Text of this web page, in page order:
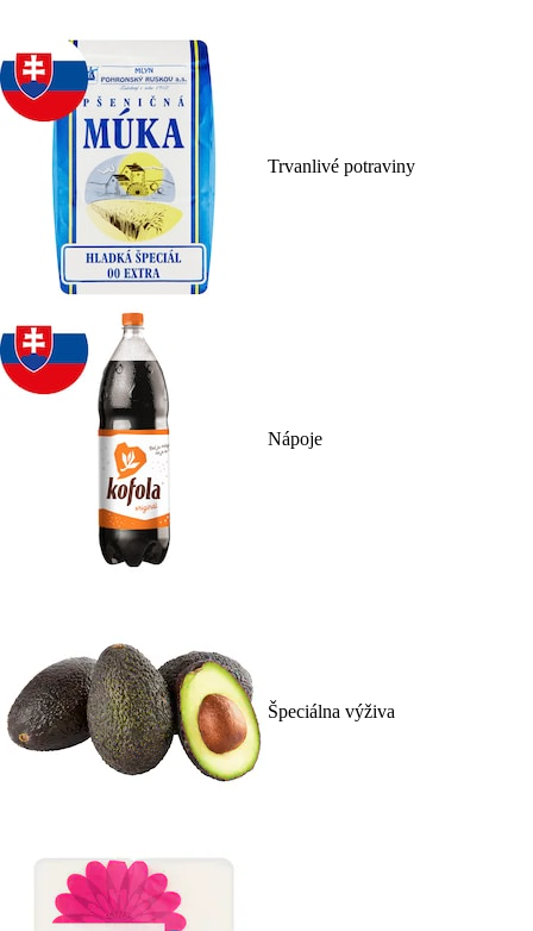
Trvanlivé potraviny
Nápoje
Špeciálna výživa